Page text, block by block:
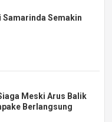
Semakin
Meski Arus Balik
Berlangsung